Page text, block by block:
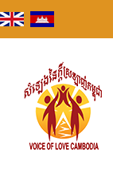
to
content